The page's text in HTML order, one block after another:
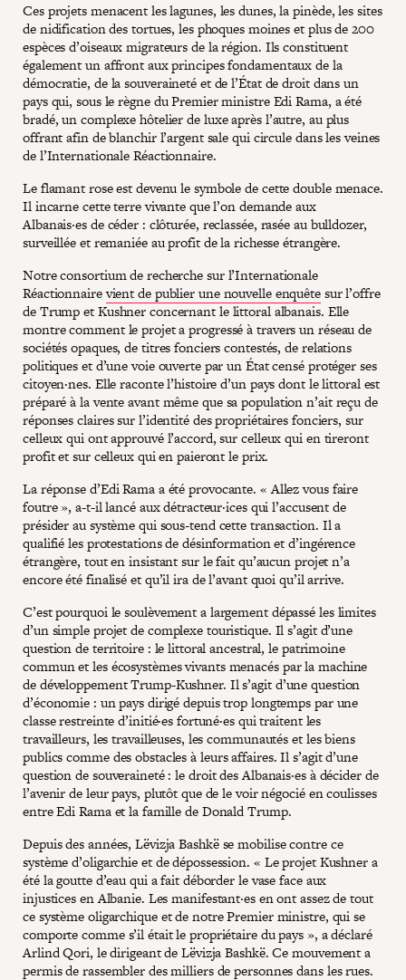
Ces projets menacent les lagunes, les dunes, la pinède, les sites
de nidification des tortues, les phoques moines et plus de 200
espèces d’oiseaux migrateurs de la région. Ils constituent
également un affront aux principes fondamentaux de la
démocratie, de la souveraineté et de l’État de droit dans un
pays qui, sous le règne du Premier ministre Edi Rama, a été
bradé, un complexe hôtelier de luxe après l’autre, au plus
offrant afin de blanchir l’argent sale qui circule dans les veines
de l’Internationale Réactionnaire.
Le flamant rose est devenu le symbole de cette double menace.
Il incarne cette terre vivante que l’on demande aux
Albanais·es de céder : clôturée, reclassée, rasée au bulldozer,
surveillée et remaniée au profit de la richesse étrangère.
Notre consortium de recherche sur l’Internationale
Réactionnairevient de publier une nouvelle enquêtesur l’offre
de Trump et Kushner concernant le littoral albanais. Elle
montre comment le projet a progressé à travers un réseau de
sociétés opaques, de titres fonciers contestés, de relations
politiques et d’une voie ouverte par un État censé protéger ses
citoyen·nes. Elle raconte l’histoire d’un pays dont le littoral est
préparé à la vente avant même que sa population n’ait reçu de
réponses claires sur l’identité des propriétaires fonciers, sur
celleux qui ont approuvé l’accord, sur celleux qui en tireront
profit et sur celleux qui en paieront le prix.
La réponse d’Edi Rama a été provocante. « Allez vous faire
foutre », a-t-il lancé aux détracteur·ices qui l’accusent de
présider au système qui sous-tend cette transaction. Il a
qualifié les protestations de désinformation et d’ingérence
étrangère, tout en insistant sur le fait qu’aucun projet n’a
encore été finalisé et qu’il ira de l’avant quoi qu’il arrive.
C’est pourquoi le soulèvement a largement dépassé les limites
d’un simple projet de complexe touristique. Il s’agit d’une
question de territoire : le littoral ancestral, le patrimoine
commun et les écosystèmes vivants menacés par la machine
de développement Trump-Kushner. Il s’agit d’une question
d’économie : un pays dirigé depuis trop longtemps par une
classe restreinte d’initié·es fortuné·es qui traitent les
travailleurs, les travailleuses, les communautés et les biens
publics comme des obstacles à leurs affaires. Il s’agit d’une
question de souveraineté : le droit des Albanais·es à décider de
l’avenir de leur pays, plutôt que de le voir négocié en coulisses
entre Edi Rama et la famille de Donald Trump.
Depuis des années, Lëvizja Bashkë se mobilise contre ce
système d’oligarchie et de dépossession. « Le projet Kushner a
été la goutte d’eau qui a fait déborder le vase face aux
injustices en Albanie. Les manifestant·es en ont assez de tout
ce système oligarchique et de notre Premier ministre, qui se
comporte comme s’il était le propriétaire du pays », a déclaré
Arlind Qori, le dirigeant de Lëvizja Bashkë. Ce mouvement a
permis de rassembler des milliers de personnes dans les rues.